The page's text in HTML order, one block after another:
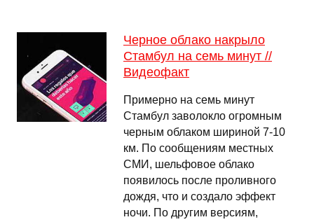
Черное облако накрыло
Стамбул на семь минут //
Видеофакт
Примерно на семь минут
Стамбул заволокло огромным
черным облаком шириной 7-10
км. По сообщениям местных
СМИ, шельфовое облако
появилось после проливного
дождя, что и создало эффект
ночи. По другим версиям,